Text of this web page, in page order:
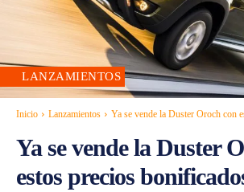
LANZAMIENTOS
Inicio Lanzamientos Ya se vende la Duster Oroch con
Ya se vende la Duster
estos precios